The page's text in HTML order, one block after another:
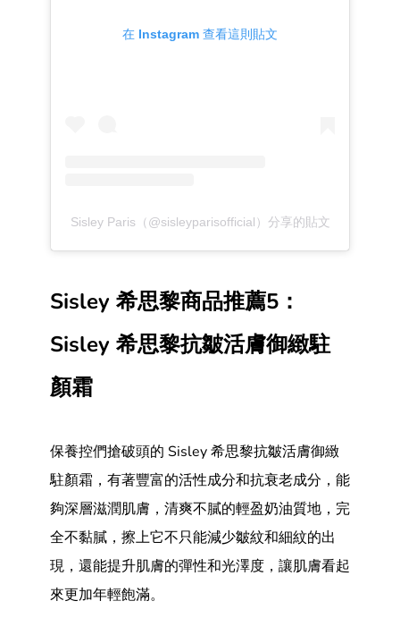
在 Instagram 查看這則貼文
Sisley Paris（@sisleyparisofficial）分享的貼文
Sisley 希思黎商品推薦5：
Sisley 希思黎抗皺活膚御緻駐
顏霜
保養控們搶破頭的 Sisley 希思黎抗皺活膚御緻
駐顏霜，有著豐富的活性成分和抗衰老成分，能
夠深層滋潤肌膚，清爽不膩的輕盈奶油質地，完
全不黏膩，擦上它不只能減少皺紋和細紋的出
現，還能提升肌膚的彈性和光澤度，讓肌膚看起
來更加年輕飽滿。